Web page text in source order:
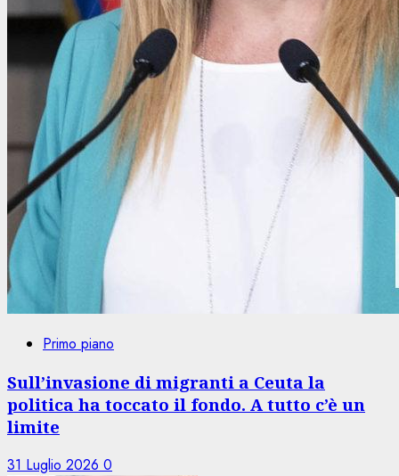
Primo piano
Sull’invasione di migranti a Ceuta la
politica ha toccato il fondo. A tutto c’è un
limite
31 Luglio 2026 0